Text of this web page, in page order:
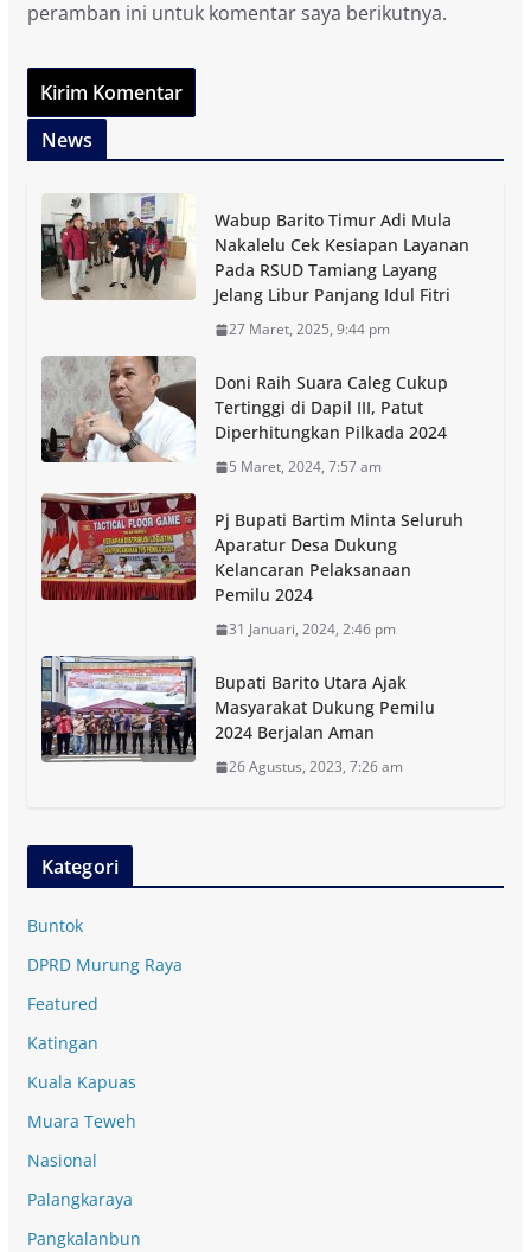
peramban ini untuk komentar saya berikutnya.
News
Wabup Barito Timur Adi Mula
Nakalelu Cek Kesiapan Layanan
Pada RSUD Tamiang Layang
Jelang Libur Panjang Idul Fitri
27 Maret, 2025, 9:44 pm
Doni Raih Suara Caleg Cukup
Tertinggi di Dapil III, Patut
Diperhitungkan Pilkada 2024
5 Maret, 2024, 7:57 am
Pj Bupati Bartim Minta Seluruh
Aparatur Desa Dukung
Kelancaran Pelaksanaan
Pemilu 2024
31 Januari, 2024, 2:46 pm
Bupati Barito Utara Ajak
Masyarakat Dukung Pemilu
2024 Berjalan Aman
26 Agustus, 2023, 7:26 am
Kategori
Buntok
DPRD Murung Raya
Featured
Katingan
Kuala Kapuas
Muara Teweh
Nasional
Palangkaraya
Pangkalanbun